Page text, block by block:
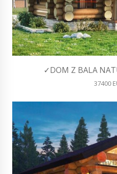
✓DOM Z BALA
37400